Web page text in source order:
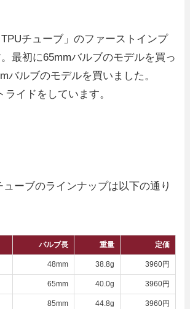
チューブ」のファーストインプ
最初に65mmバルブのモデルを買っ
バルブのモデルを買いました。
イドをしています。
ューブのラインナップは以下の通り
バルブ長 重量 定価
48mm 38.8g 3960円
65mm 40.0g 3960円
85mm 44.8g 3960円